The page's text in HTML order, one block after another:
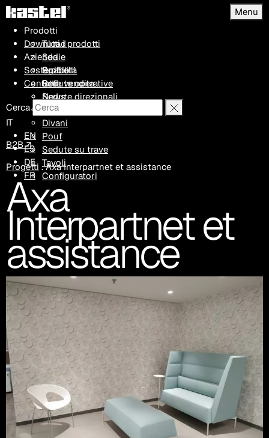
Menu
Prodotti
Tutti i prodotti
Sedie
Sgabelli
Sedute operative
Sedute direzionali
Poltrone
Divani
Pouf
Sedute su trave
Tavoli
Configuratori
Download
Azienda
Profilo
Rete vendita
News
Progetti
Sostenibilità
Contatti
Cerca
IT
EN
ES
DE
FR
B2B ↗
Progetti .Axa Interpartnet et assistance
Axa
Interpartnet et
assistance